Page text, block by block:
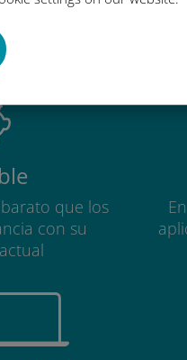
de Ubigi
que los
con su